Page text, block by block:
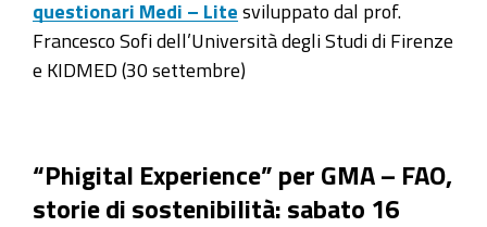
questionari Medi – Lite sviluppato dal prof.
Francesco Sofi dell’Università degli Studi di Firenze
e KIDMED (30 settembre)
“Phigital Experience” per GMA – FAO,
storie di sostenibilità: sabato 16